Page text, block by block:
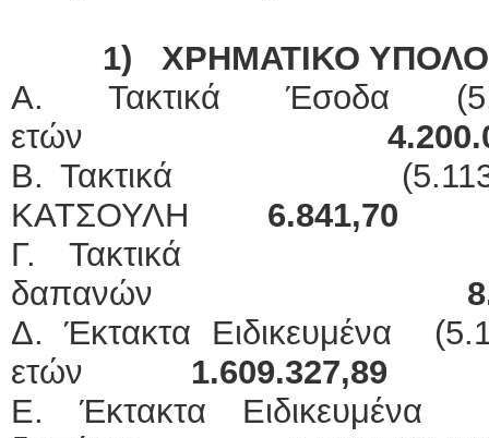
1) ΧΡΗΜΑΤΙΚΟ
Α. Τακτικά Έσοδα
ετών
Β. Τακτικά (5.113)
ΚΑΤΣΟΥΛΗ 6.841,70
Γ. Τακτικά
δαπανών
Δ. Έκτακτα Ειδικευμένα
ετών 1.609.327,89
Ε. Έκτακτα Ειδικευμένα